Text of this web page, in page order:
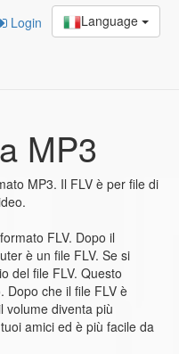
Language
Login
MP3
MP3. Il FLV è per file di
FLV. Dopo il
è un file FLV. Se si
del file FLV. Questo
Dopo che il file FLV è
volume diventa più
amici ed è più facile da